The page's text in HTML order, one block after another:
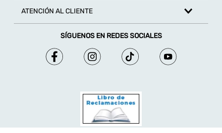
ATENCIÓN AL CLIENTE
SÍGUENOS EN REDES SOCIALES